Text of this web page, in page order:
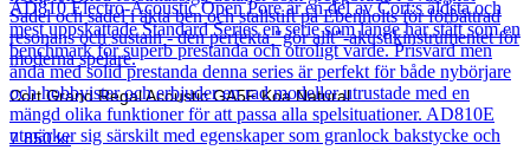
Cort Grand Regal Acoustic GA5F Koa Natural
7 850kr